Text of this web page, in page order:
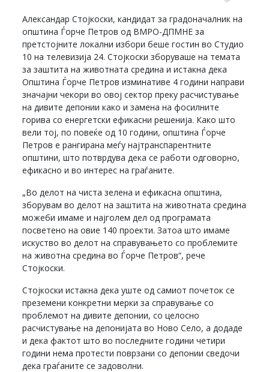
Александар Стојкоски, кандидат за градоначалник на
општина Ѓорче Петров од ВМРО-ДПМНЕ за
претстојните локални избори беше гостин во Студио
10 на телевизија 24. Стојкоски зборуваше на темата
за заштита на животната средина и истакна дека
Општина Ѓорче Петров изминативе 4 години направи
значајни чекори во овој сектор преку расчистување
на дивите депонии како и замена на фосилните
горива со енергетски ефикасни решенија. Како што
вели тој, по повеќе од 10 години, општина Ѓорче
Петров е рангирана меѓу најтранспарентните
општини, што потврдува дека се работи одговорно,
ефикасно и во интерес на граѓаните.
„Во делот на чиста зелена и ефикасна општина,
зборувам во делот на заштита на животната средина
можеби имаме и најголем дел од програмата
посветено на овие 140 проекти. Затоа што имаме
искуство во делот на справувањето со проблемите
на животна средина во Ѓорче Петров“, рече
Стојкоски.
Стојкоски истакна дека уште од самиот почеток се
преземени конкретни мерки за справување со
проблемот на дивите депонии, со целосно
расчистување на депонијата во Ново Село, а додаде
и дека фактот што во последните години четири
години нема протести поврзани со депонии сведочи
дека граѓаните се задоволни.